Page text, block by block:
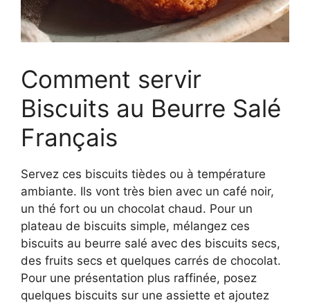
Comment servir
Biscuits au Beurre Salé
Français
Servez ces biscuits tièdes ou à température
ambiante. Ils vont très bien avec un café noir,
un thé fort ou un chocolat chaud. Pour un
plateau de biscuits simple, mélangez ces
biscuits au beurre salé avec des biscuits secs,
des fruits secs et quelques carrés de chocolat.
Pour une présentation plus raffinée, posez
quelques biscuits sur une assiette et ajoutez